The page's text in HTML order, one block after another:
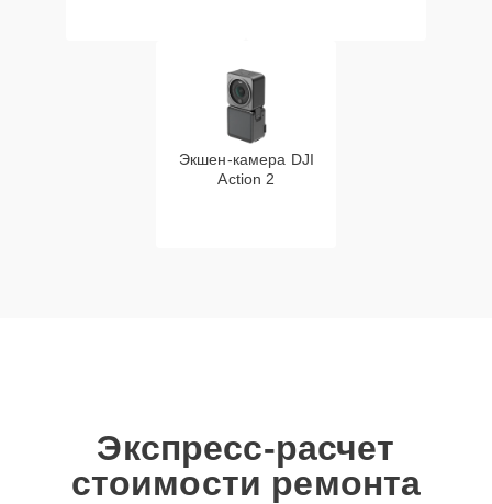
Экшен-камера DJI
Action 2
Экспресс-расчет
стоимости ремонта